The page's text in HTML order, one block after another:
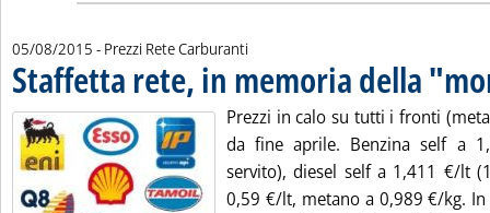
05/08/2015 - Prezzi Rete Carburanti
Staffetta rete, in memoria della
Prezzi in calo su tutti i fronti
da fine aprile. Benzina self a
servito), diesel self a 1,411 €/lt
0,59 €/lt, metano a 0,989 €/kg.